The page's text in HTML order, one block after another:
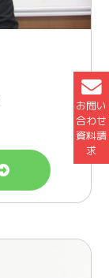
お問い
合わせ
資料請
求